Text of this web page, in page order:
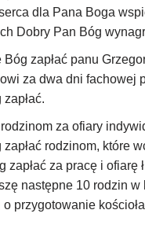
dla Pana Boga
Dobry Pan Bóg
Bóg zapłać panu
za dwa dni fachowej
za ofiary
rodzinom, które
zapłać za pracę i ofiarę
następne 10 rodzin w
przygotowanie